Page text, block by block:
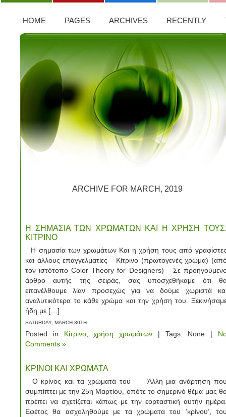
HOME PAGES ARCHIVES RECENTLY
ARCHIVE FOR MARCH, 2019
Η ΣΗΜΑΣΙΑ ΤΩΝ ΧΡΩΜΑΤΩΝ ΚΑΙ Η ΧΡΗΣΗ
ΚΙΤΡΙΝΟ
Η σημασία των χρωμάτων Και η χρήση τους από
και άλλους επαγγελματίες Κίτρινο (πρωτογενές χρώμα)
τον ιστότοπο Color Theory for Designers) Σε
άρθρο αυτής της σειράς, σας υποσχεθήκαμε ότι
επανέλθουμε λίαν προσεχώς για να δούμε χωριστά
αναλυτικότερα το κάθε χρώμα και την χρήση του.
ήδη με […]
SATURDAY, MARCH 30TH
Posted in Κίτρινο,χρήση χρωμάτων | Tags: None |
Comments »
ΚΡΙΝΟΙ ΚΑΙ ΧΡΩΜΑΤΑ
Ο κρίνος και τα χρώματά του Άλλη μια ανάρτηση
συμπίπτει με την 25η Μαρτίου, οπότε το σημερινό θέμα μας
πρέπει να σχετίζεται κάπως με την εορταστική αυτήν
Εφέτος θα ασχοληθούμε με τα χρώματα του ‘κρίνου’,